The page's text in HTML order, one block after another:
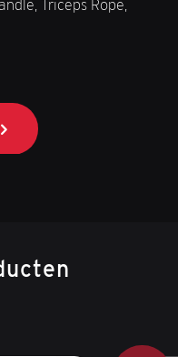
Triceps Rope,